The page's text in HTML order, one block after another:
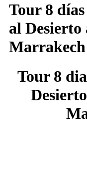
Tour 8
al Desierto
Marrakech
Tour 8